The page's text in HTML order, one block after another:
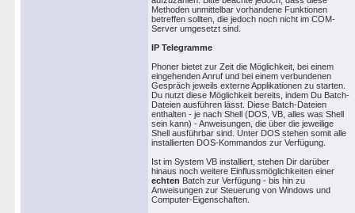
Methoden unmittelbar vorhandene Funktionen
betreffen sollten, die jedoch noch nicht im COM-
Server umgesetzt sind.
IP Telegramme
Phoner bietet zur Zeit die Möglichkeit, bei einem
eingehenden Anruf und bei einem verbundenen
Gespräch jeweils externe Applikationen zu starten.
Du nutzt diese Möglichkeit bereits, indem Du Batch-
Dateien ausführen lässt. Diese Batch-Dateien
enthalten - je nach Shell (DOS, VB, alles was Shell
sein kann) - Anweisungen, die über die jeweilige
Shell ausführbar sind. Unter DOS stehen somit alle
installierten DOS-Kommandos zur Verfügung.
Ist im System VB installiert, stehen Dir darüber
hinaus noch weitere Einflussmöglichkeiten einer
echten Batch zur Verfügung - bis hin zu
Anweisungen zur Steuerung von Windows und
Computer-Eigenschaften.